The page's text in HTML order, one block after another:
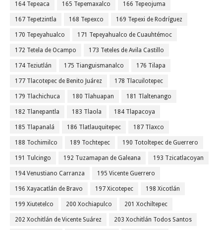
164 Tepeaca 165 Tepemaxalco 166 Tepeojuma
167 Tepetzintla 168 Tepexco 169 Tepexi de Rodríguez
170 Tepeyahualco 171 Tepeyahualco de Cuauhtémoc
172 Tetela de Ocampo 173 Teteles de Avila Castillo
174 Teziutlán 175 Tianguismanalco 176 Tilapa
177 Tlacotepec de Benito Juárez 178 Tlacuilotepec
179 Tlachichuca 180 Tlahuapan 181 Tlaltenango
182 Tlanepantla 183 Tlaola 184 Tlapacoya
185 Tlapanalá 186 Tlatlauquitepec 187 Tlaxco
188 Tochimilco 189 Tochtepec 190 Totoltepec de Guerrero
191 Tulcingo 192 Tuzamapan de Galeana 193 Tzicatlacoyan
194 Venustiano Carranza 195 Vicente Guerrero
196 Xayacatlán de Bravo 197 Xicotepec 198 Xicotlán
199 Xiutetelco 200 Xochiapulco 201 Xochiltepec
202 Xochitlán de Vicente Suárez 203 Xochitlán Todos Santos